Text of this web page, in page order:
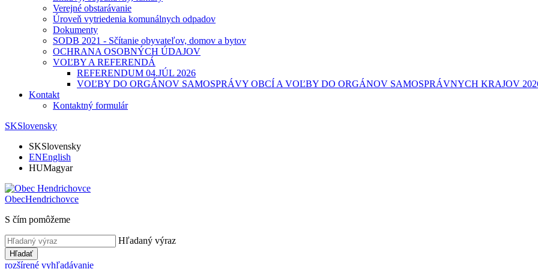
Verejné obstarávanie
Úroveň vytriedenia komunálnych odpadov
Dokumenty
SODB 2021 - Sčítanie obyvateľov, domov a bytov
OCHRANA OSOBNÝCH ÚDAJOV
VOĽBY A REFERENDÁ
REFERENDUM 04.JÚL 2026
VOĽBY DO ORGÁNOV SAMOSPRÁVY OBCÍ A VOĽBY DO ORGÁNOV SAMOSPRÁVNYCH KRAJOV
Kontakt
Kontaktný formulár
SKSlovensky
SKSlovensky
ENEnglish
HUMagyar
ObecHendrichovce
S čím pomôžeme
Hľadaný výraz
Hľadať
rozšírené vyhľadávanie